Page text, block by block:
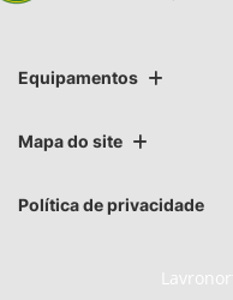
Equipamentos
Mapa do site
Política de privacidade